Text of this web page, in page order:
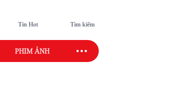
Tin Hot Tìm kiếm
PHIM ẢNH SAO SPORT